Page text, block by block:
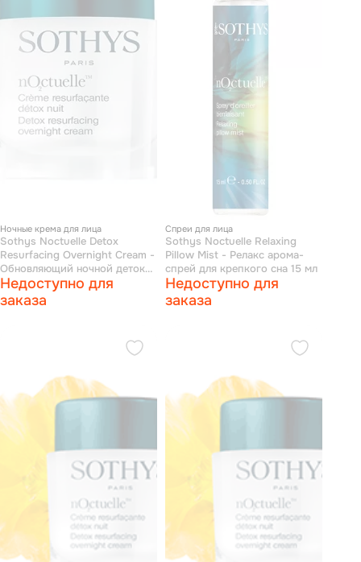
Ночные крема для лица
Sothys Noctuelle Detox
Resurfacing Overnight Cream -
Обновляющий ночной детокс-
крем 50 мл
Недоступно для
заказа
Спреи для лица
Sothys Noctuelle Relaxing
Pillow Mist - Релакс арома-
спрей для крепкого сна 15 мл
Недоступно для
заказа